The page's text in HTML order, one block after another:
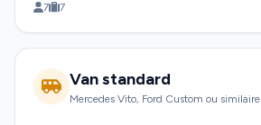
7 7
Van standard
Mercedes Vito, Ford Custom ou similaire